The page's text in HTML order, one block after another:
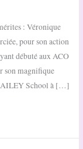
: Véronique
pour son action
débuté aux ACO
son magnifique
AILEY School à […]